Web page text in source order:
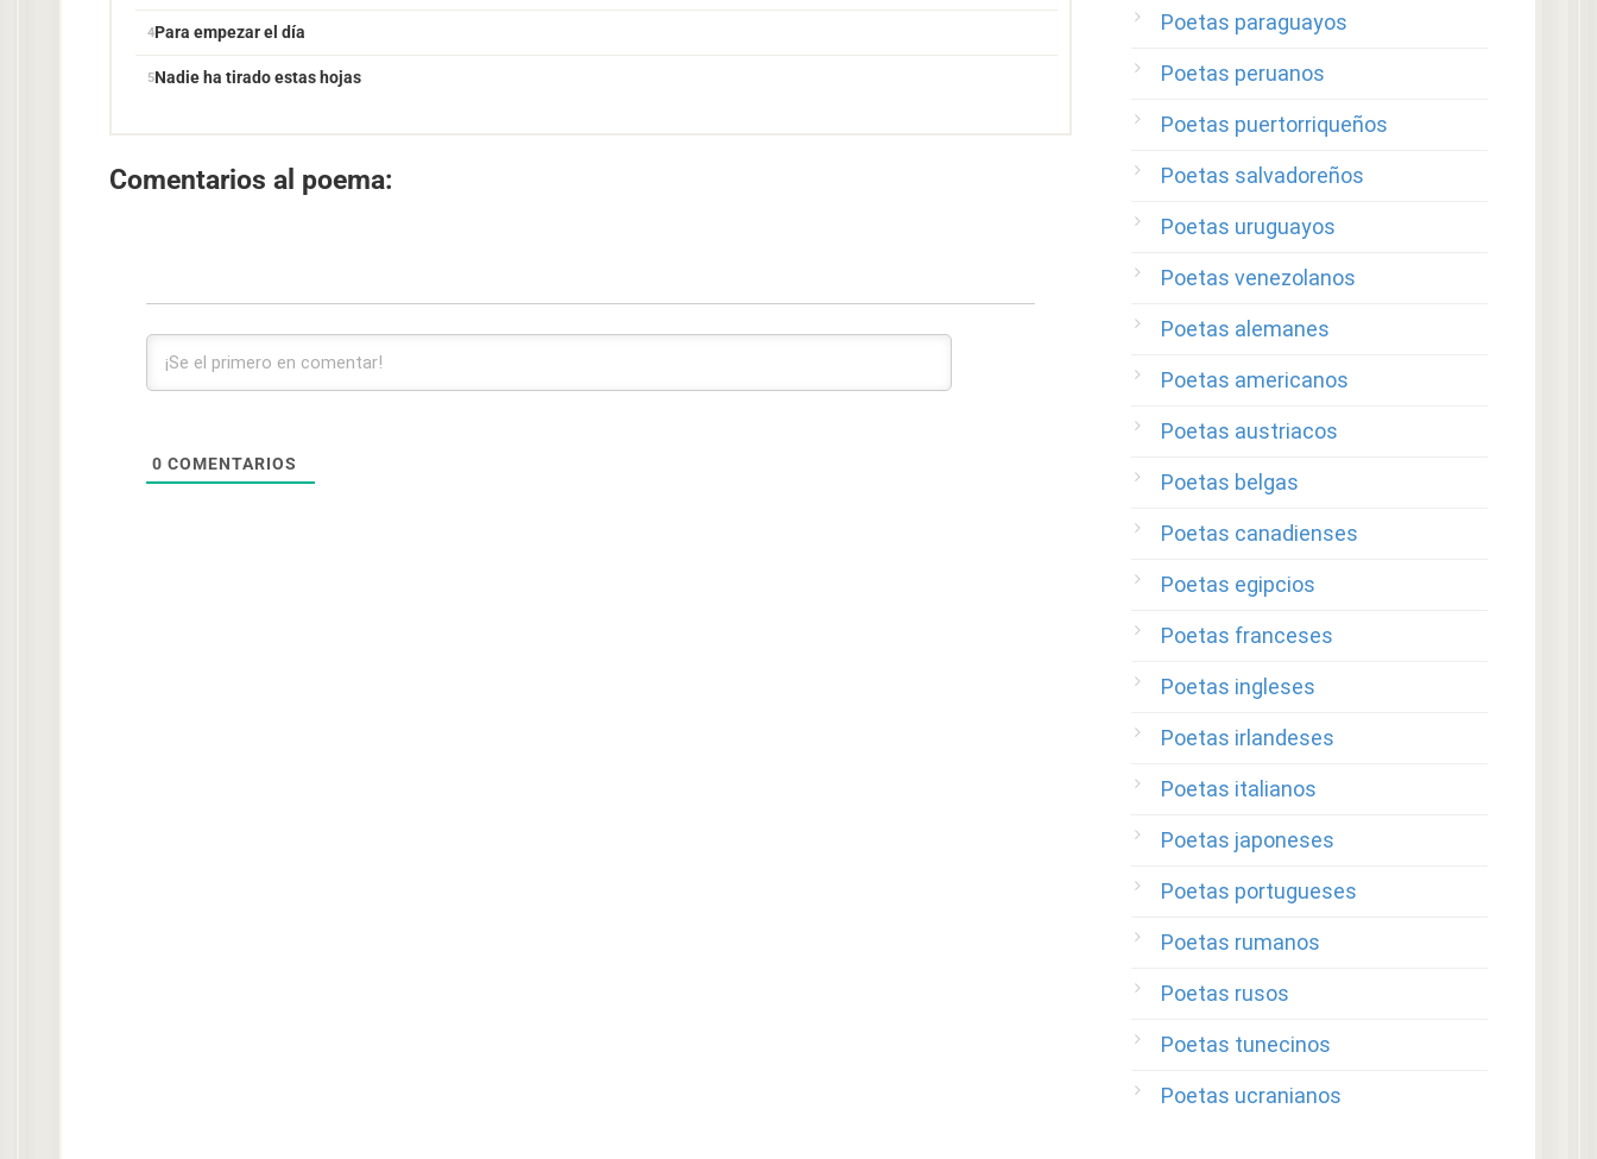
Para empezar el día
Nadie ha tirado estas hojas
Comentarios al poema:
0 COMENTARIOS
Poetas paraguayos
Poetas peruanos
Poetas puertorriqueños
Poetas salvadoreños
Poetas uruguayos
Poetas venezolanos
Poetas alemanes
Poetas americanos
Poetas austriacos
Poetas belgas
Poetas canadienses
Poetas egipcios
Poetas franceses
Poetas ingleses
Poetas irlandeses
Poetas italianos
Poetas japoneses
Poetas portugueses
Poetas rumanos
Poetas rusos
Poetas tunecinos
Poetas ucranianos